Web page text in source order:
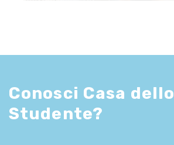
Conosci Casa dello
Studente?